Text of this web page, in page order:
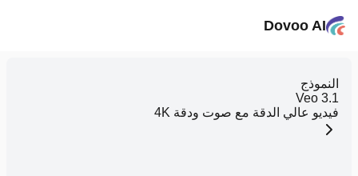
Dovoo AI
النموذج
Veo 3.1
فيديو عالي الدقة مع صوت ودقة 4K